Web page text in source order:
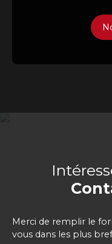
Merci de remplir le
vous dans les plus